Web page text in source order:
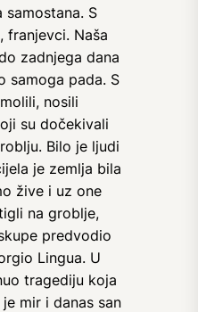
S
franjevci. Naša
zadnjega dana
samoga pada. S
nosili
su dočekivali
Bilo je ljudi
je zemlja bila
žive i uz one
na groblje,
predvodio
Lingua. U
tragediju koja
mir i danas san